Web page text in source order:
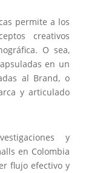
permite a los
creativos
O sea,
en un
al Brand, o
y articulado
y
en Colombia
flujo efectivo y